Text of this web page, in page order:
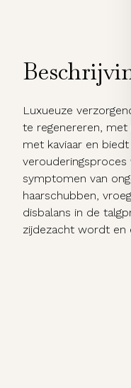
Luxueuze
te regenereren,
met kaviaar en
symptomen van
haarschubben,
disbalans in de
zijdezacht wordt en